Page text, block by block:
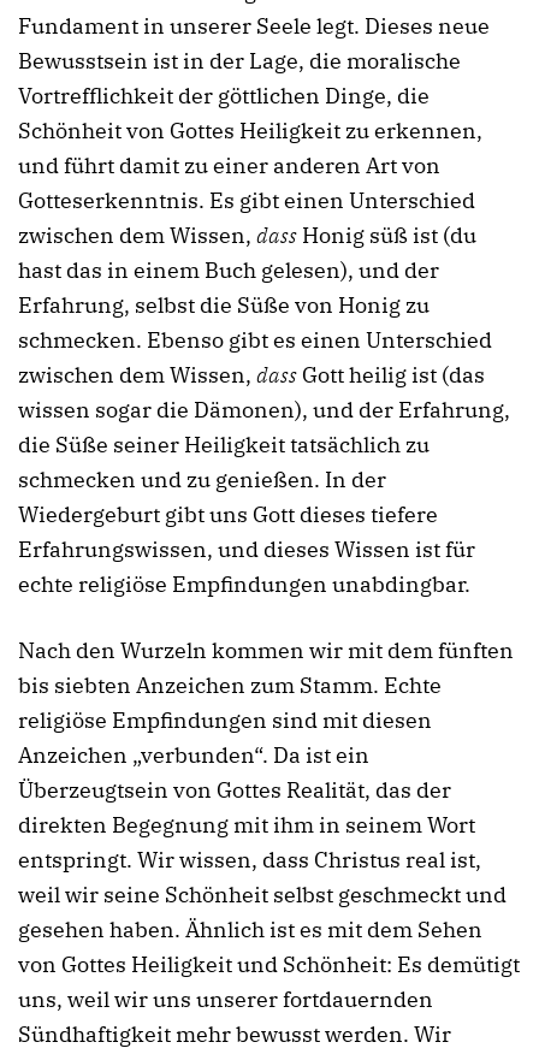
Fundament in unserer Seele legt. Dieses neue
Bewusstsein ist in der Lage, die moralische
Vortrefflichkeit der göttlichen Dinge, die
Schönheit von Gottes Heiligkeit zu erkennen,
und führt damit zu einer anderen Art von
Gotteserkenntnis. Es gibt einen Unterschied
zwischen dem Wissen, dass Honig süß ist (du
hast das in einem Buch gelesen), und der
Erfahrung, selbst die Süße von Honig zu
schmecken. Ebenso gibt es einen Unterschied
zwischen dem Wissen, dass Gott heilig ist (das
wissen sogar die Dämonen), und der Erfahrung,
die Süße seiner Heiligkeit tatsächlich zu
schmecken und zu genießen. In der
Wiedergeburt gibt uns Gott dieses tiefere
Erfahrungswissen, und dieses Wissen ist für
echte religiöse Empfindungen unabdingbar.
Nach den Wurzeln kommen wir mit dem fünften
bis siebten Anzeichen zum Stamm. Echte
religiöse Empfindungen sind mit diesen
Anzeichen „verbunden“. Da ist ein
Überzeugtsein von Gottes Realität, das der
direkten Begegnung mit ihm in seinem Wort
entspringt. Wir wissen, dass Christus real ist,
weil wir seine Schönheit selbst geschmeckt und
gesehen haben. Ähnlich ist es mit dem Sehen
von Gottes Heiligkeit und Schönheit: Es demütigt
uns, weil wir uns unserer fortdauernden
Sündhaftigkeit mehr bewusst werden. Wir